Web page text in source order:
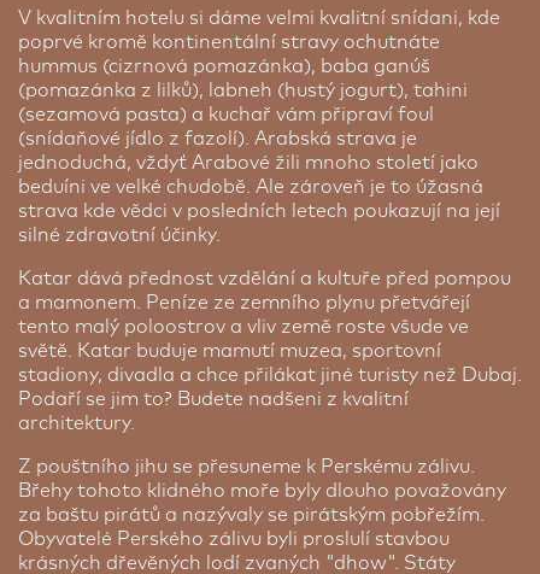
Ibis Sharq*** ★★★
Kuwait City | 1 noc
Hotel Ibis se nachází v moderní čtvrti hlavního
města Kuwait City, jen necelé dva kilometry od
Souq Mubarakiya a Souq Sharq. Hned vedle
hotelu však najdete známé obchodní centrum Al
Hamra. Moderně zařízené pokoje jsou vybaveny
satelitní televizí, připojením na wifi, vlastní
toaletou i koupelnou. Hotel má také tělocvičnu a
indickou kuchyní.
Nejlepší hotely světa: Al Bustan palace a Ritz Carlton
hotel Muscat | 3 noci
Skutečný palác, skutečný skvost. Monumentální
hotel Al Bustan, provoněný kadidlem a
autentickým ománským stylem. Umělecká práce
na každém kroku. Hotel, na který budete
vzpomínat jako na pohádku. Součástí je nádherná
pláž s množstvím zeleně a volného prostoru.
Hotel spravuje nejlepší hotelová síť na světě, Ritz
Carlton. Cena je za 1 osobu sdílející pokoj pro dvě
osoby, garden view room se snídaní. Dopřejte si
pohodlí sultánů, zaposlouchejte se do piana,
nadýchejte se omamného kadidla a ke kávě
zakusujte božské datle.
V kvalitním hotelu si dáme velmi kvalitní snídani, kde
poprvé kromě kontinentální stravy ochutnáte
hummus (cizrnová pomazánka), baba ganúš
(pomazánka z lilků), labneh (hustý jogurt), tahini
(sezamová pasta) a kuchař vám připraví foul
(snídaňové jídlo z fazolí). Arabská strava je
jednoduchá, vždyť Arabové žili mnoho století jako
beduíni ve velké chudobě. Ale zároveň je to úžasná
strava kde vědci v posledních letech poukazují na její
silné zdravotní účinky.
Katar dává přednost vzdělání a kultuře před pompou
a mamonem. Peníze ze zemního plynu přetvářejí
tento malý poloostrov a vliv země roste všude ve
světě. Katar buduje mamutí muzea, sportovní
stadiony, divadla a chce přilákat jiné turisty než Dubaj.
Podaří se jim to? Budete nadšeni z kvalitní
architektury.
Z pouštního jihu se přesuneme k Perskému zálivu.
Břehy tohoto klidného moře byly dlouho považovány
za baštu pirátů a nazývaly se pirátským pobřežím.
Obyvatelé Perského zálivu byli proslulí stavbou
krásných dřevěných lodí zvaných "dhow". Státy